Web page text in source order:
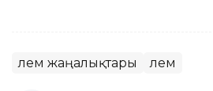
Әлем жаңалықтары Әлем